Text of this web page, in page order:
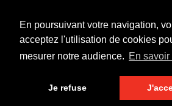
En poursuivant votre navigation,
acceptez l'utilisation de cookies
mesurer notre audience. En savoir
Je refuse
pour recevoir nos informations
au travail et les actualités
JE M'INSCRIS